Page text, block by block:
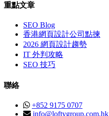
重點文章
SEO Blog
香港網頁設計公司點揀
2026 網頁設計趨勢
IT 外判攻略
SEO 技巧
聯絡
+852 9175 0707
info@loftygroup.com.hk